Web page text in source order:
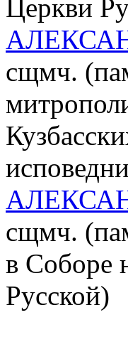
Церкви
сщмч.
сщмч.
в Соборе
Русской)